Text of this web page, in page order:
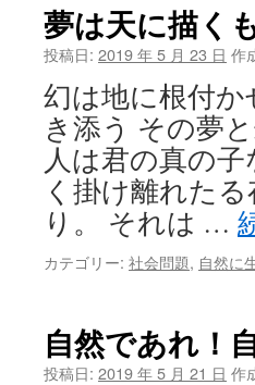
夢は天に描く
投稿日: 2019 年 5 月 23 日 作
幻は地に根付
き添う その夢
人は君の真の
く掛け離れた
り。 それは …
カテゴリー: 社会問題, 自然に
自然であれ！
投稿日: 2019 年 5 月 21 日 作